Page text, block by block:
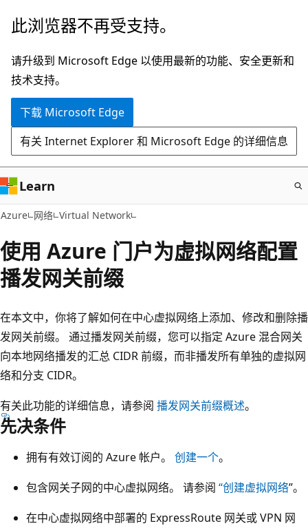
跳
主
要
内
此浏览器不再受支持。
请升级到 Microsoft Edge 以使用最新的功能、安全更新和
技术支持。
下载 Microsoft Edge
有关 Internet Explorer 和 Microsoft Edge 的详细信息
Learn
Azure 网络 Virtual Network
使用 Azure 门户为虚拟网络配置
播发网关前缀
在本文中，你将了解如何在中心虚拟网络上添加、修改和删除播
发网关前缀。 通过播发网关前缀，您可以指定 Azure 混合网关
向本地网络播发的汇总 CIDR 前缀，而非播发所有单独的虚拟网
络和分支 CIDR。
有关此功能的详细信息，请参阅 播发网关前缀概述。
先决条件
拥有有效订阅的 Azure 帐户。 创建一个。
包含网关子网的中心虚拟网络。 请参阅 “创建虚拟网络”。
在中心虚拟网络中部署的 ExpressRoute 网关或 VPN 网